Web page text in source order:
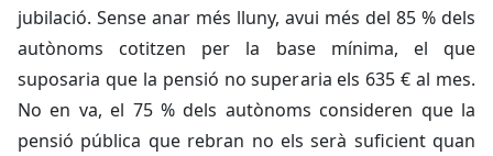
jubilació. Sense anar més lluny, avui més del 85 % dels
autònoms cotitzen per la base mínima, el que
suposaria que la pensió no superaria els 635 € al mes.
No en va, el 75 % dels autònoms consideren que la
pensió pública que rebran no els serà suficient quan